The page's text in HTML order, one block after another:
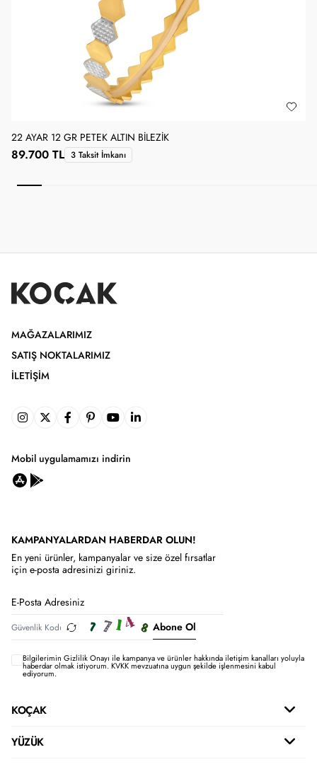
22 AYAR 12 GR PETEK ALTIN BILEZIK
89.700 TL 3 Taksit İmkanı
MAĞAZALARIMIZ
SATIŞ NOKTALARIMIZ
İLETIŞIM
Mobil uygulamamızı indirin
KAMPANYALARDAN HABERDAR OLUN!
En yeni ürünler, kampanyalar ve size özel fırsatlar
için e-posta adresinizi giriniz.
Abone Ol
Bilgilerimin Gizlilik Onayı ile kampanya ve ürünler hakkında iletişim kanalları yoluyla
haberdar olmak istiyorum.KVKK mevzuatına uygun şekilde işlenmesini kabul
ediyorum.
KOÇAK
YÜZÜK